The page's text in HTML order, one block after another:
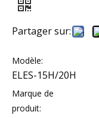
Partager sur:
Modèle:
ELES-15H/20H
Marque de
produit: